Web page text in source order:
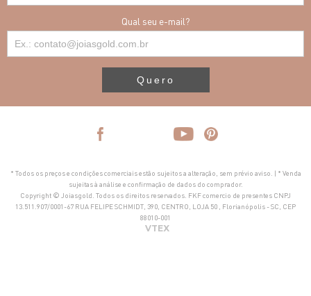
Qual seu e-mail?
Quero
* Todos os preços e condições comerciais estão sujeitos a alteração, sem prévio aviso. | * Venda
sujeitas à análise e confirmação de dados do comprador.
Copyright © Joiasgold. Todos os direitos reservados. FKF comercio de presentes CNPJ
13.511.907/0001-67 RUA FELIPE SCHMIDT, 390, CENTRO, LOJA 50 , Florianópolis - SC, CEP
88010-001
VTEX